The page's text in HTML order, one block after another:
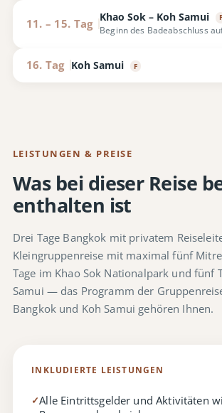
11. – 15. Tag
Khao Sok – Koh Samui F
Beginn des Badeabschluss
16. Tag Koh Samui F
LEISTUNGEN & PREISE
Was bei dieser Reise
enthalten ist
Drei Tage Bangkok mit privatem
Kleingruppenreise mit maximal fünf
Tage im Khao Sok Nationalpark und fünf
Samui — das Programm der
Bangkok und Koh Samui gehören Ihnen.
INKLUDIERTE LEISTUNGEN
✓Alle Eintrittsgelder und Aktivitäten